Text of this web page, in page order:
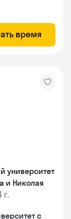
время
университет
и Николая
г.
с